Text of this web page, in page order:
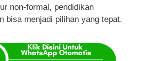
non-formal, pendidikan
bisa menjadi pilihan yang tepat.